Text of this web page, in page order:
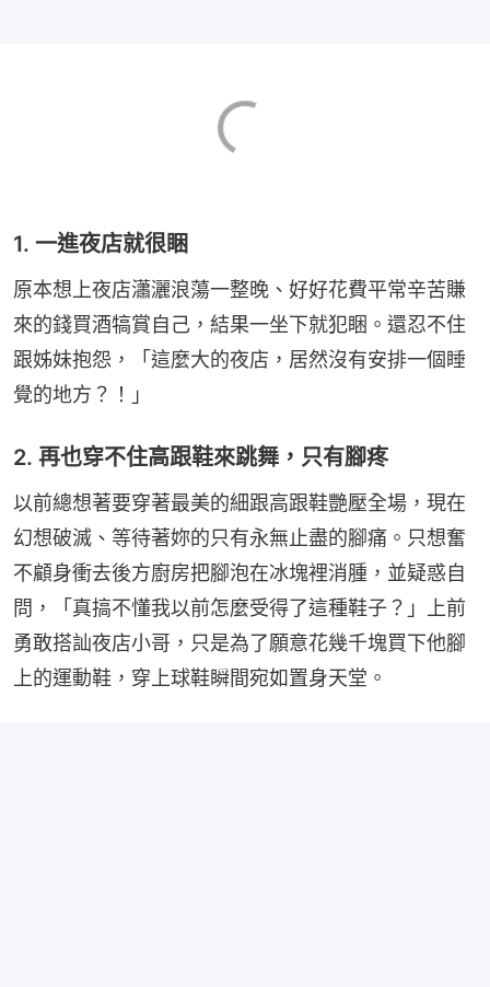
1. 一進夜店就很睏
原本想上夜店瀟灑浪蕩一整晚、好好花費平常辛苦賺
來的錢買酒犒賞自己，結果一坐下就犯睏。還忍不住
跟姊妹抱怨，「這麼大的夜店，居然沒有安排一個睡
覺的地方？！」
2. 再也穿不住高跟鞋來跳舞，只有腳疼
以前總想著要穿著最美的細跟高跟鞋艷壓全場，現在
幻想破滅、等待著妳的只有永無止盡的腳痛。只想奮
不顧身衝去後方廚房把腳泡在冰塊裡消腫，並疑惑自
問，「真搞不懂我以前怎麼受得了這種鞋子？」上前
勇敢搭訕夜店小哥，只是為了願意花幾千塊買下他腳
上的運動鞋，穿上球鞋瞬間宛如置身天堂。